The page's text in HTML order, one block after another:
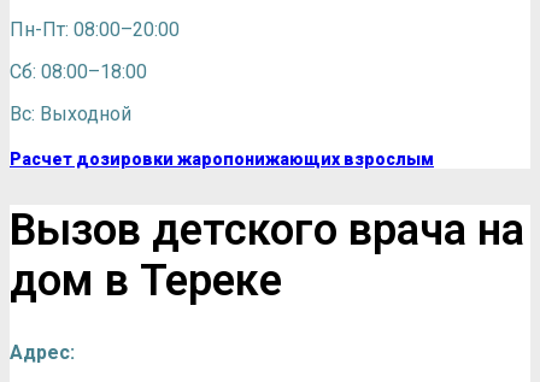
Пн-Пт: 08:00–20:00
Сб: 08:00–18:00
Вс: Выходной
Расчет дозировки жаропонижающих взрослым
Вызов детского врача на
дом в Тереке
Адрес: